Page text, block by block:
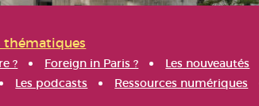
thématiques
? Foreign in Paris ? Les nouveautés
Les podcasts Ressources numériques